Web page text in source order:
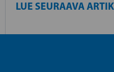
LUE SEURAAVA